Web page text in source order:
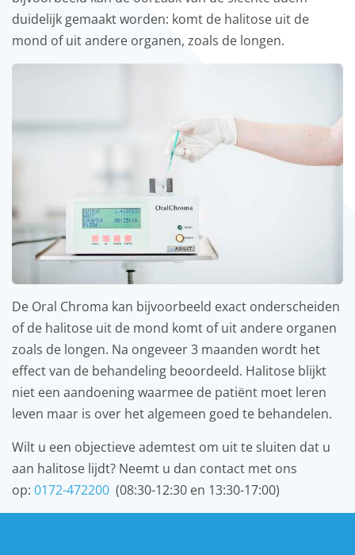
duidelijk gemaakt worden: komt de halitose uit de
mond of uit andere organen, zoals de longen.
De Oral Chroma kan bijvoorbeeld exact onderscheiden
of de halitose uit de mond komt of uit andere organen
zoals de longen. Na ongeveer 3 maanden wordt het
effect van de behandeling beoordeeld. Halitose blijkt
niet een aandoening waarmee de patiënt moet leren
leven maar is over het algemeen goed te behandelen.
Wilt u een objectieve ademtest om uit te sluiten dat u
aan halitose lijdt? Neemt u dan contact met ons
op: 0172-472200 (08:30-12:30 en 13:30-17:00)